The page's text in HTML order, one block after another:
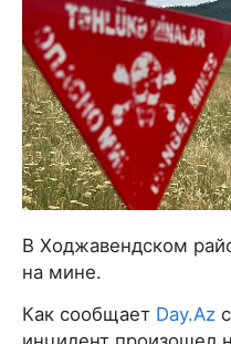
В Ходжавендском
на мине.
Как сообщает Day.Az